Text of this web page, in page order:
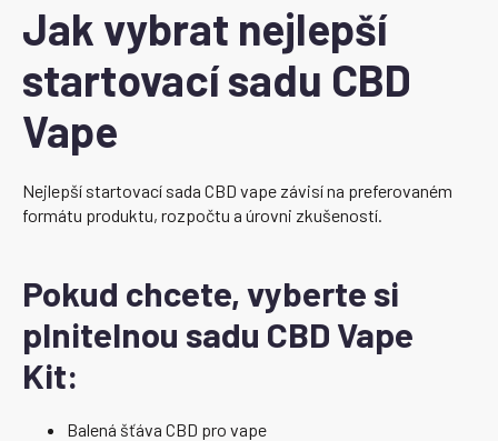
Jak vybrat nejlepší
startovací sadu CBD
Vape
Nejlepší startovací sada CBD vape závisí na preferovaném
formátu produktu, rozpočtu a úrovni zkušeností.
Pokud chcete, vyberte si
plnitelnou sadu CBD Vape
Kit:
Balená šťáva CBD pro vape